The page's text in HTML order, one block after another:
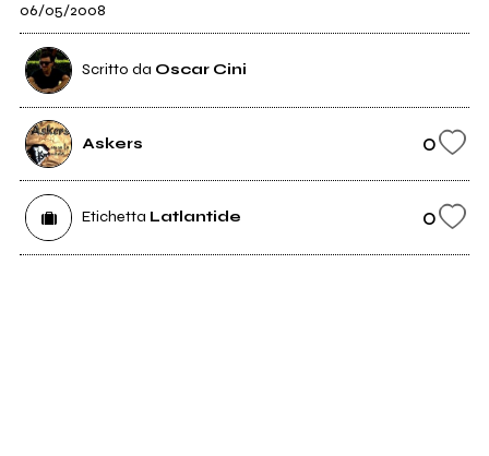
06/05/2008
Scritto da Oscar Cini
Askers 0
Etichetta Latlantide 0